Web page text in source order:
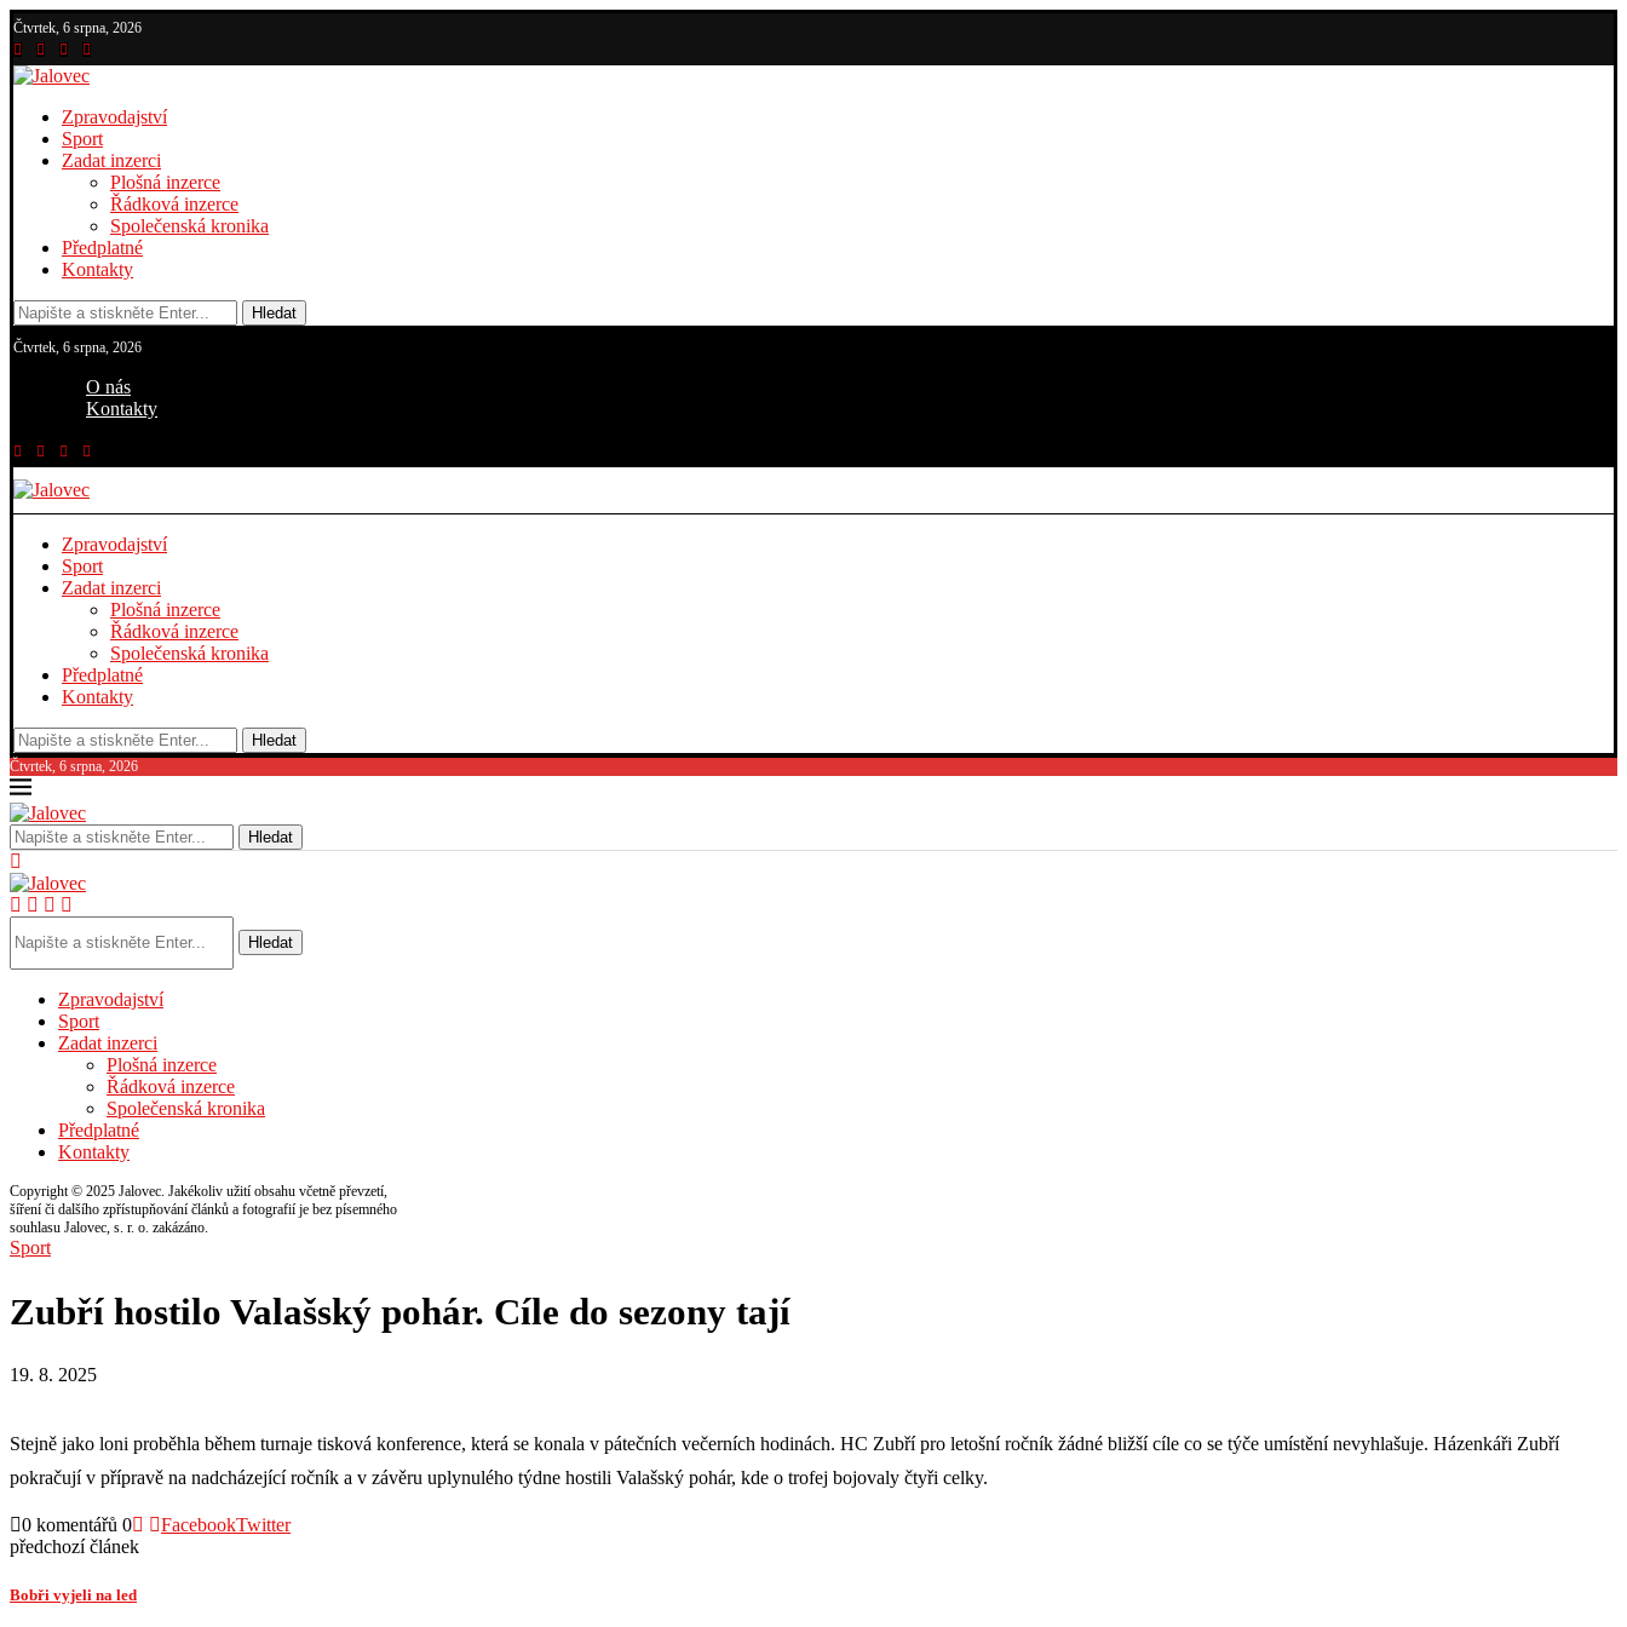
Čtvrtek, 6 srpna, 2026
Zpravodajství
Sport
Zadat inzerci
Plošná inzerce
Řádková inzerce
Společenská kronika
Předplatné
Kontakty
Hledat
Čtvrtek, 6 srpna, 2026
O nás
Kontakty
Zpravodajství
Sport
Zadat inzerci
Plošná inzerce
Řádková inzerce
Společenská kronika
Předplatné
Kontakty
Hledat
Čtvrtek, 6 srpna, 2026
Hledat
Hledat
Zpravodajství
Sport
Zadat inzerci
Plošná inzerce
Řádková inzerce
Společenská kronika
Předplatné
Kontakty
Copyright © 2025 Jalovec. Jakékoliv užití obsahu včetně převzetí,
šíření či dalšího zpřístupňování článků a fotografií je bez písemného
souhlasu Jalovec, s. r. o. zakázáno.
Sport
Zubří hostilo Valašský pohár. Cíle do sezony tají
19. 8. 2025
Stejně jako loni proběhla během turnaje tisková konference, která se konala v pátečních večerních hodinách. HC Zubří pro letošní ročník žádné bližší cíle co se týče umístění nevyhlašuje. Házenkáři Zubří
pokračují v přípravě na nadcházející ročník a v závěru uplynulého týdne hostili Valašský pohár, kde o trofej bojovaly čtyři celky.
0 komentářů 0 FacebookTwitter
předchozí článek
Bobři vyjeli na led